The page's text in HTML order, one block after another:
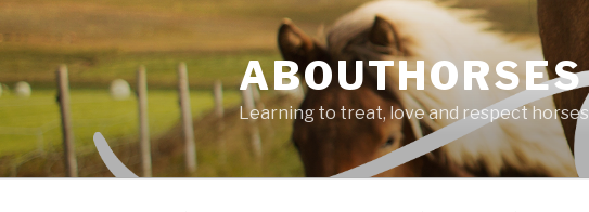
Saltar
al
contenido
ABOUTHORSES
Learning to treat, love and respect horses